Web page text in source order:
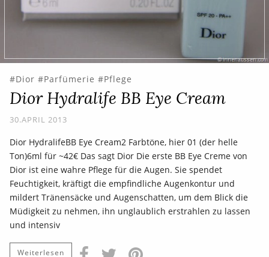
Dior Parfümerie Pflege
Dior Hydralife BB Eye Cream
30.APRIL 2013
Dior HydralifeBB Eye Cream2 Farbtöne, hier 01 (der helle
Ton)6ml für ~42€ Das sagt Dior Die erste BB Eye Creme von
Dior ist eine wahre Pflege für die Augen. Sie spendet
Feuchtigkeit, kräftigt die empfindliche Augenkontur und
mildert Tränensäcke und Augenschatten, um dem Blick die
Müdigkeit zu nehmen, ihn unglaublich erstrahlen zu lassen
und intensiv
Weiterlesen